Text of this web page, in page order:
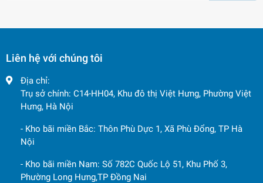
Liên hệ với chúng tôi
Địa chỉ:
Trụ sở chính: C14-HH04, Khu đô thị Việt Hưng, Phường Việt
Hưng, Hà Nội
- Kho bãi miền Bắc: Thôn Phù Dực 1, Xã Phù Đổng, TP Hà
Nội
- Kho bãi miền Nam: Số 782C Quốc Lộ 51, Khu Phố 3,
Phường Long Hưng,TP Đồng Nai